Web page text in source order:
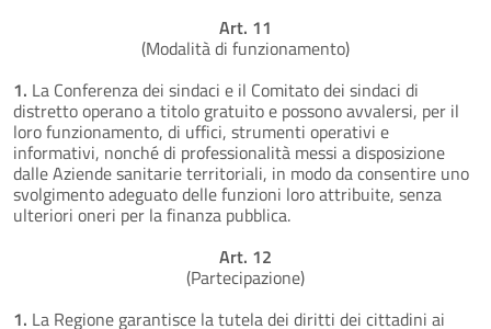
Art. 11
(Modalità di funzionamento)
1. La Conferenza dei sindaci e il Comitato dei sindaci di
distretto operano a titolo gratuito e possono avvalersi, per il
loro funzionamento, di uffici, strumenti operativi e
informativi, nonché di professionalità messi a disposizione
dalle Aziende sanitarie territoriali, in modo da consentire uno
svolgimento adeguato delle funzioni loro attribuite, senza
ulteriori oneri per la finanza pubblica.
Art. 12
(Partecipazione)
1. La Regione garantisce la tutela dei diritti dei cittadini ai